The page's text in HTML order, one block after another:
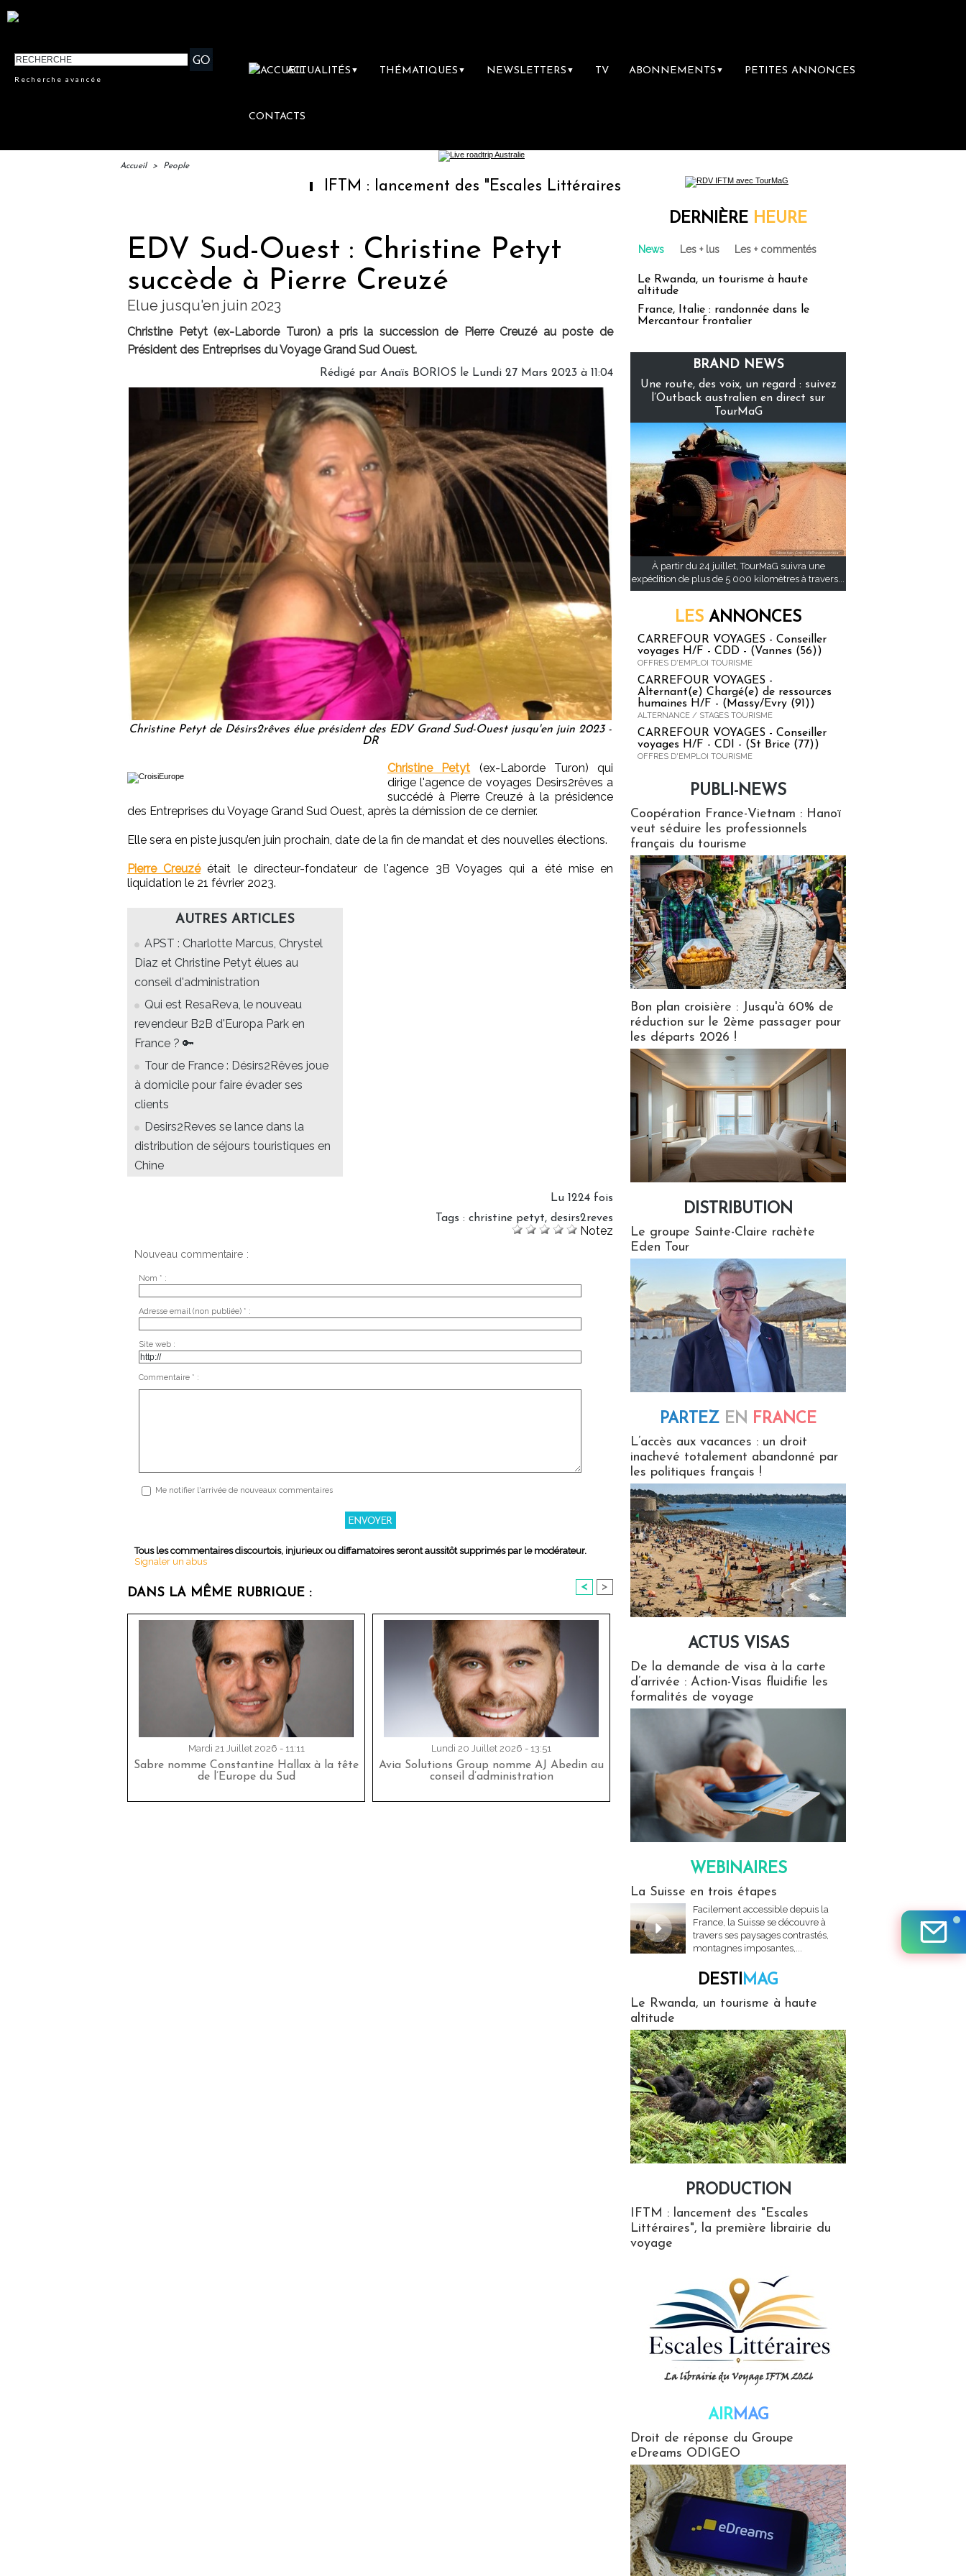
Recherche avancée
ACTUALITÉS ▼ THÉMATIQUES ▼ NEWSLETTERS ▼ TV ABONNEMENTS ▼ PETITES ANNONCES
CONTACTS
Accueil > People
IFTM : lancement des "Escales Littéraires", la première librairie du voyage
EDV Sud-Ouest : Christine Petyt
succède à Pierre Creuzé
Elue jusqu'en juin 2023
Christine Petyt (ex-Laborde Turon) a pris la succession de Pierre Creuzé au poste de
Président des Entreprises du Voyage Grand Sud Ouest.
Rédigé par Anaïs BORIOS le Lundi 27 Mars 2023 à 11:04
Christine Petyt de Désirs2rêves élue président des EDV Grand Sud-Ouest jusqu'en juin 2023 -
DR
Christine Petyt (ex-Laborde Turon) qui
dirige l'agence de voyages Desirs2rêves a
succédé à Pierre Creuzé à la présidence
des Entreprises du Voyage Grand Sud Ouest, après la démission de ce dernier.
Elle sera en piste jusqu’en juin prochain, date de la fin de mandat et des nouvelles élections.
Pierre Creuzéétait le directeur-fondateur de l'agence 3B Voyages qui a été mise en
liquidation le 21 février 2023.
AUTRES ARTICLES
APST : Charlotte Marcus, Chrystel
Diaz et Christine Petyt élues au
conseil d'administration
Qui est ResaReva, le nouveau
revendeur B2B d'Europa Park en
France ? 🔑
Tour de France : Désirs2Rêves joue
à domicile pour faire évader ses
clients
Desirs2Reves se lance dans la
distribution de séjours touristiques en
Chine
Lu 1224 fois
Tags : christine petyt, desirs2reves
Notez
Nouveau commentaire :
Nom * :
Adresse email (non publiée) * :
Site web :
Commentaire * :
Me notifier l'arrivée de nouveaux commentaires
Tous les commentaires discourtois, injurieux ou diffamatoires seront aussitôt supprimés par le modérateur.
Signaler un abus
DANS LA MÊME RUBRIQUE : < >
Mardi 21 Juillet 2026 - 11:11
Sabre nomme Constantine Hallax à la tête
de l’Europe du Sud
Lundi 20 Juillet 2026 - 13:51
Avia Solutions Group nomme AJ Abedin au
conseil d’administration
DERNIÈRE HEURE
News Les + lus Les + commentés
Le Rwanda, un tourisme à haute
altitude
France, Italie : randonnée dans le
Mercantour frontalier
BRAND NEWS
Une route, des voix, un regard : suivez
l’Outback australien en direct sur
TourMaG
À partir du 24 juillet, TourMaG suivra une
expédition de plus de 5 000 kilomètres à travers...
LES ANNONCES
CARREFOUR VOYAGES - Conseiller
voyages H/F - CDD - (Vannes (56))
OFFRES D'EMPLOI TOURISME
CARREFOUR VOYAGES -
Alternant(e) Chargé(e) de ressources
humaines H/F - (Massy/Evry (91))
ALTERNANCE / STAGES TOURISME
CARREFOUR VOYAGES - Conseiller
voyages H/F - CDI - (St Brice (77))
OFFRES D'EMPLOI TOURISME
PUBLI-NEWS
Coopération France-Vietnam : Hanoï
veut séduire les professionnels
français du tourisme
Bon plan croisière : Jusqu'à 60% de
réduction sur le 2ème passager pour
les départs 2026 !
DISTRIBUTION
Le groupe Sainte-Claire rachète
Eden Tour
PARTEZ EN FRANCE
L’accès aux vacances : un droit
inachevé totalement abandonné par
les politiques français !
ACTUS VISAS
De la demande de visa à la carte
d’arrivée : Action-Visas fluidifie les
formalités de voyage
WEBINAIRES
La Suisse en trois étapes
Facilement accessible depuis la
France, la Suisse se découvre à
travers ses paysages contrastés,
montagnes imposantes,...
DESTIMAG
Le Rwanda, un tourisme à haute
altitude
PRODUCTION
IFTM : lancement des "Escales
Littéraires", la première librairie du
voyage
AIRMAG
Droit de réponse du Groupe
eDreams ODIGEO